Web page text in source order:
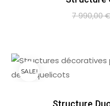
7 990,00
SALE!
Structure